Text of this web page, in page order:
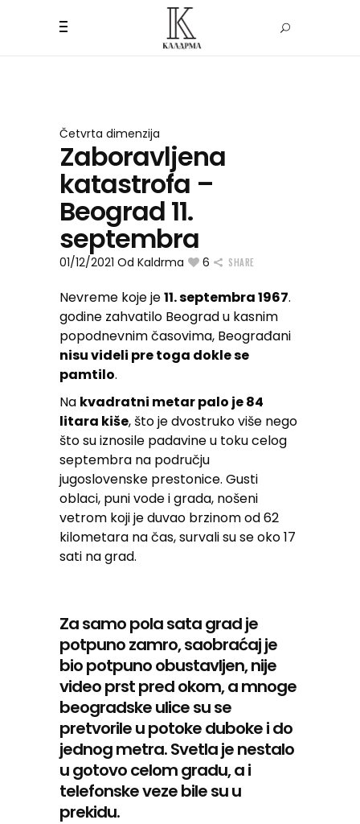
Četvrta dimenzija
Zaboravljena
katastrofa –
Beograd 11.
septembra
01/12/2021 Od Kaldrma 6 SHARE
Nevreme koje je11. septembra 1967.
godine zahvatilo Beograd u kasnim
popodnevnim časovima, Beograđani
nisu videli pre toga dokle se
pamtilo.
Na kvadratni metar palo je 84
litara kiše, što je dvostruko više nego
što su iznosile padavine u toku celog
septembra na području
jugoslovenske prestonice. Gusti
oblaci, puni vode i grada, nošeni
vetrom koji je duvao brzinom od 62
kilometara na čas, survali su se oko 17
sati na grad.
Za samo pola sata grad je
potpuno zamro, saobraćaj je
bio potpuno obustavljen, nije
video prst pred okom, a mnoge
beogradske ulice su se
pretvorile u potoke duboke i do
jednog metra. Svetla je nestalo
u gotovo celom gradu, a i
telefonske veze bile su u
prekidu.